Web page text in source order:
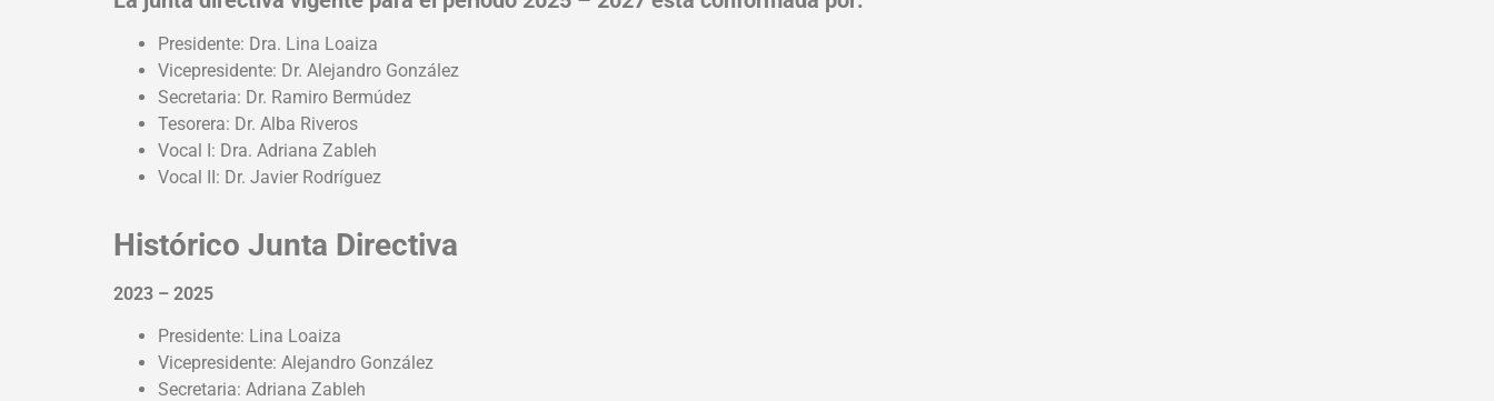
Presidente: Dra. Lina Loaiza
Vicepresidente: Dr. Alejandro González
Secretaria: Dr. Ramiro Bermúdez
Tesorera: Dr. Alba Riveros
Vocal I: Dra. Adriana Zableh
Vocal II: Dr. Javier Rodríguez
Histórico Junta Directiva
2023 – 2025
Presidente: Lina Loaiza
Vicepresidente: Alejandro González
Secretaria: Adriana Zableh